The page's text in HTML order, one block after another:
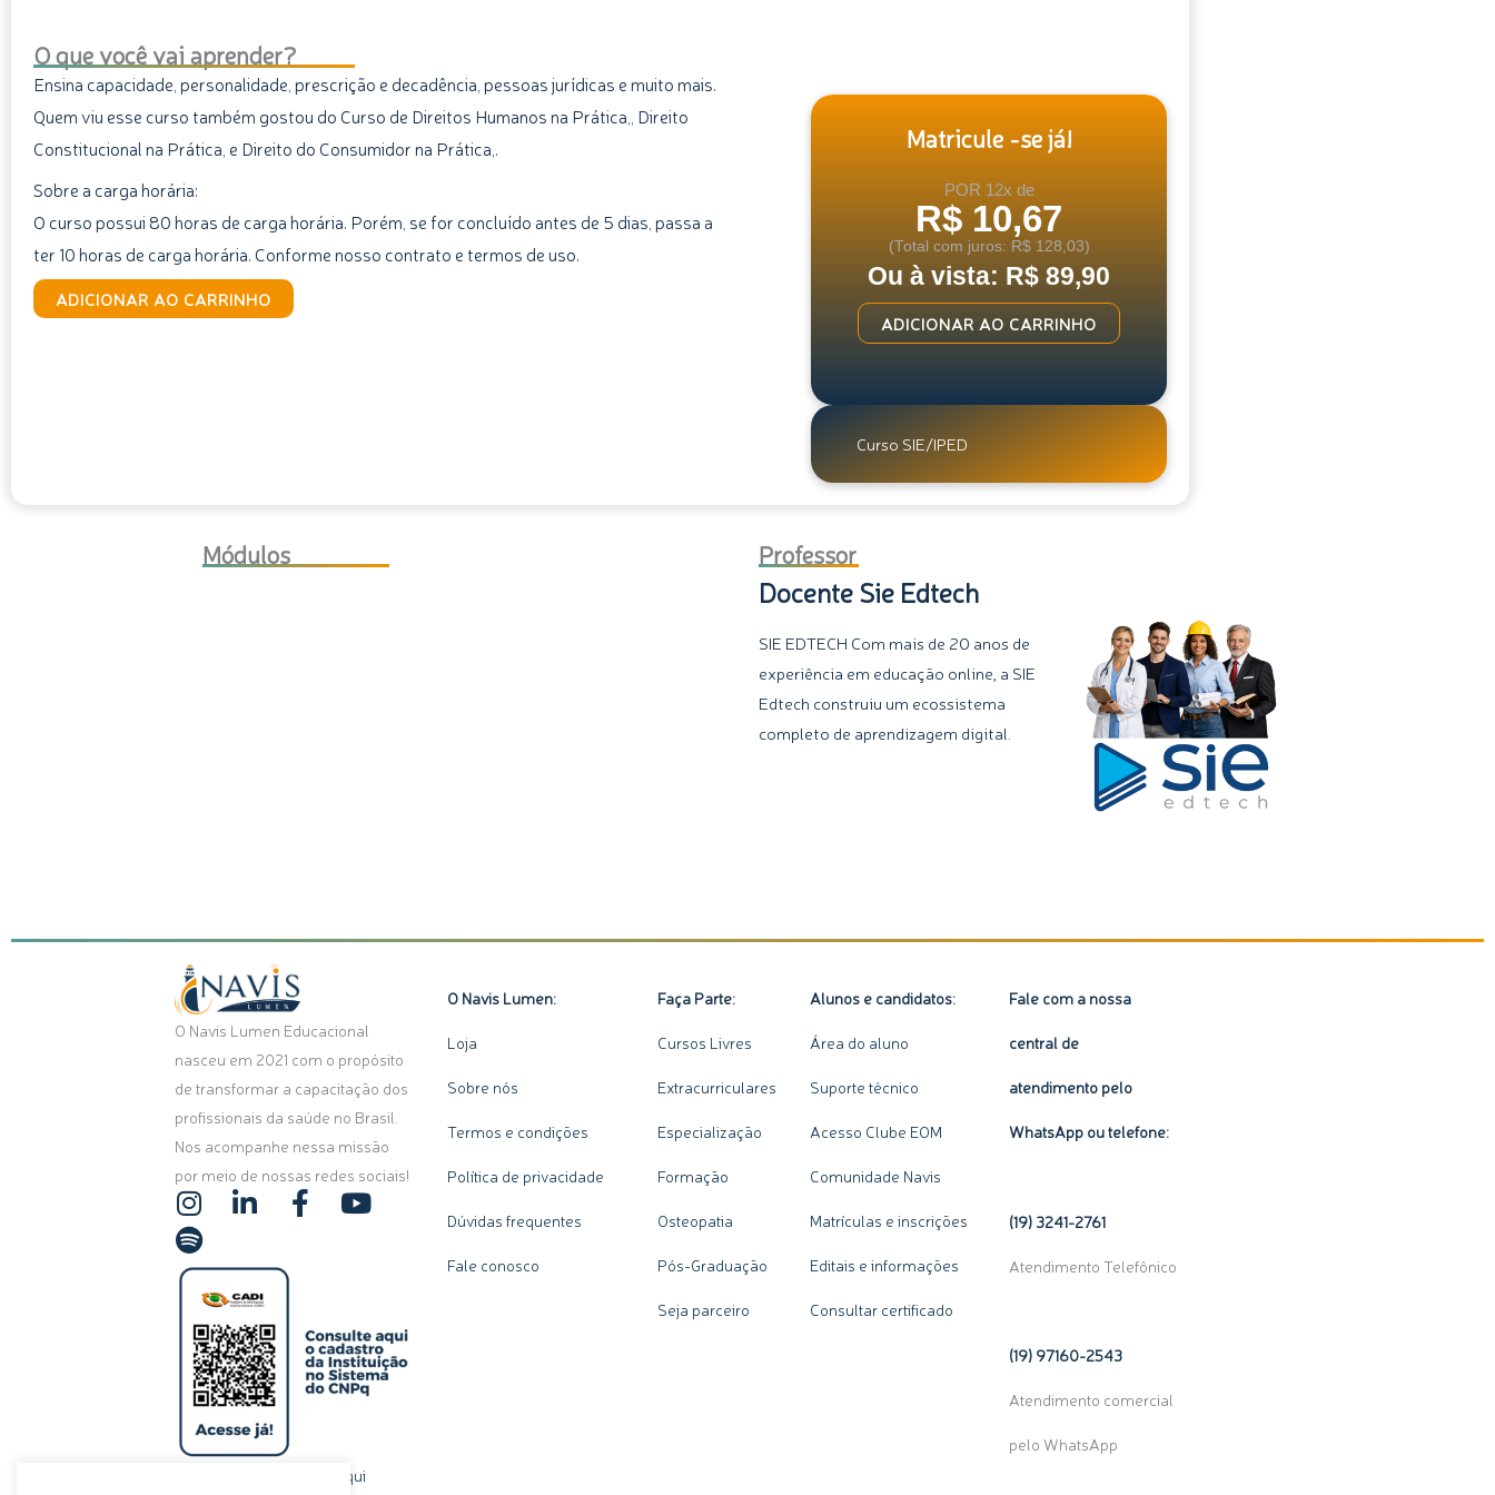
O que você vai aprender?
Ensina capacidade, personalidade, prescrição e decadência, pessoas jurídicas e muito mais.
Quem viu esse curso também gostou do Curso de Direitos Humanos na Prática,, Direito
Constitucional na Prática, e Direito do Consumidor na Prática,.
Sobre a carga horária:
O curso possui 80 horas de carga horária. Porém, se for concluído antes de 5 dias, passa a
ter 10 horas de carga horária. Conforme nosso contrato e termos de uso.
Curso
de
ADICIONAR AO CARRINHO
Matricule -se já!
POR 12x de
R$ 10,67
(Total com juros: R$ 128,03)
Ou à vista: R$ 89,90
Curso
de
Civil
I
ADICIONAR AO CARRINHO
Curso SIE/IPED
Módulos Professor
Docente Sie Edtech
SIE EDTECH Com mais de 20 anos de
experiência em educação online, a SIE
Edtech construiu um ecossistema
completo de aprendizagem digital.
O Navis Lumen Educacional
nasceu em 2021 com o propósito
de transformar a capacitação dos
profissionais da saúde no Brasil.
Nos acompanhe nessa missão
por meio de nossas redes sociais!
I
n
s
g
r
a
m
L
n
k
e
d
i
n
-
i
F
a
o
o
k
Y
b
e
S
p
o
f
y
clique aqui
O Navis Lumen:
Loja
Sobre nós
Termos e condições
Política de privacidade
Dúvidas frequentes
Fale conosco
Faça Parte:
Cursos Livres
Extracurriculares
Especialização
Formação
Osteopatia
Pós-Graduação
Seja parceiro
Alunos e candidatos:
Área do aluno
Suporte técnico
Acesso Clube EOM
Comunidade Navis
Matrículas e inscrições
Editais e informações
Consultar certificado
Fale com a nossa
central de
atendimento pelo
WhatsApp ou telefone:
(19) 3241-2761
Atendimento Telefônico
(19) 97160-2543
Atendimento comercial
pelo WhatsApp